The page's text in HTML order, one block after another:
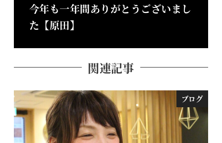
今年も一年間ありがとうございまし
た【原田】
関連記事
ブログ